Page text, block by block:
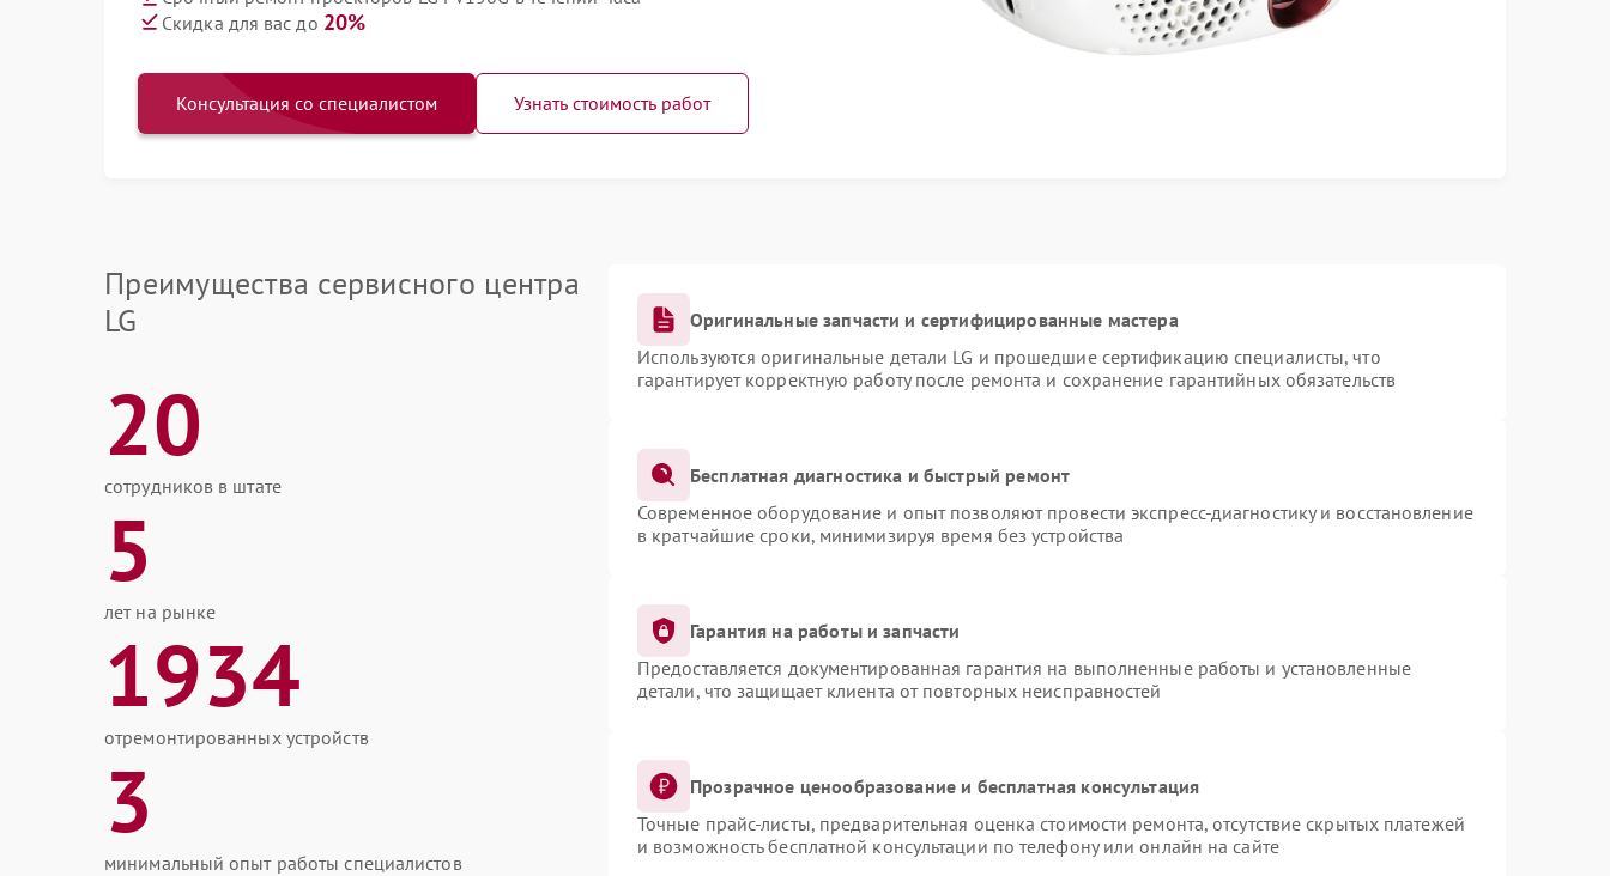
Скидка для вас до 20%
Консультация со специалистом Узнать стоимость работ
Преимущества сервисного центра
LG
20
сотрудников в штате
5
лет на рынке
1934
отремонтированных устройств
3
минимальный опыт работы специалистов
Оригинальные запчасти и сертифицированные мастера
Используются оригинальные детали LG и прошедшие сертификацию специалисты, что
гарантирует корректную работу после ремонта и сохранение гарантийных обязательств
Бесплатная диагностика и быстрый ремонт
Современное оборудование и опыт позволяют провести экспресс-диагностику и восстановление
в кратчайшие сроки, минимизируя время без устройства
Гарантия на работы и запчасти
Предоставляется документированная гарантия на выполненные работы и установленные
детали, что защищает клиента от повторных неисправностей
Прозрачное ценообразование и бесплатная консультация
Точные прайс-листы, предварительная оценка стоимости ремонта, отсутствие скрытых платежей
и возможность бесплатной консультации по телефону или онлайн на сайте